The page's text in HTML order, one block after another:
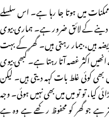
میں ہوتا جا رہا ہے۔ اس سلسلے
دینے کے لائق ضرور ہے۔ ہماری بیوی
ہیں، بیمار رہتی ہیں۔ گھر کے بہت
اکثر غصہ آتا رہتا ہے۔ کبھی بیوی
کوئی غلط بات کہہ دیتی ہیں۔ لیکن
کیا، تو تو میں میں بھی نہیں ہوئی۔ وجہ
ہے جو گھر کو محفوظ رکھے ہے وہ ہے